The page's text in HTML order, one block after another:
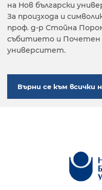
на Нов български
За произхода и
проф. д-р Стойна
събитието и Почетен
университет.
Върни се към всички